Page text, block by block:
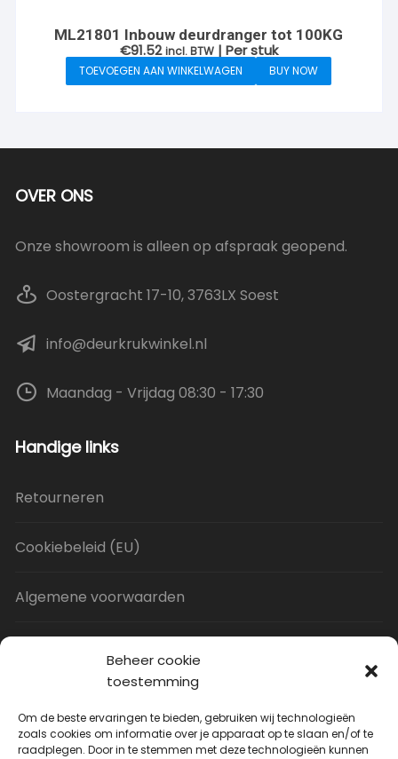
Beheer cookie
toestemming
Om de beste ervaringen te bieden, gebruiken wij technologieën
zoals cookies om informatie over je apparaat op te slaan en/of te
raadplegen. Door in te stemmen met deze technologieën kunnen
ML21801 Inbouw deurdranger tot 100KG
€91.52 incl. BTW | Per stuk
TOEVOEGEN AAN WINKELWAGEN BUY NOW
OVER ONS
Onze showroom is alleen op afspraak geopend.
Oostergracht 17-10, 3763LX Soest
info@deurkrukwinkel.nl
Maandag - Vrijdag 08:30 - 17:30
Handige links
Retourneren
Cookiebeleid (EU)
Algemene voorwaarden